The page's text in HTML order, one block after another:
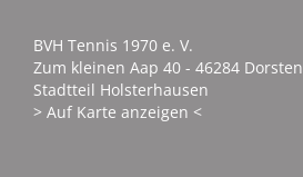
BVH Tennis 1970 e. V.
Zum kleinen Aap 40 - 46284 Dorsten
Stadtteil Holsterhausen
> Auf Karte anzeigen <